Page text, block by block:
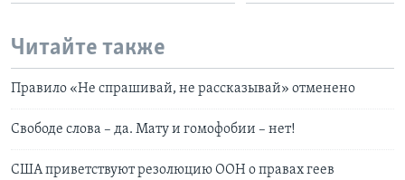
Читайте также
Правило «Не спрашивай, не рассказывай» отменено
Свободе слова – да. Мату и гомофобии – нет!
США приветствуют резолюцию ООН о правах геев